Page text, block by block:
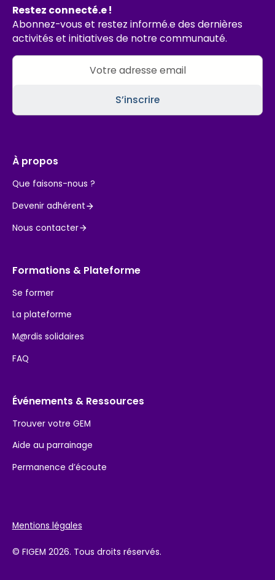
Restez connecté.e !
Abonnez-vous et restez informé.e des dernières
activités et initiatives de notre communauté.
À propos
Que faisons-nous ?
Devenir adhérent
Nous contacter
Formations & Plateforme
Se former
La plateforme
M@rdis solidaires
FAQ
Événements & Ressources
Trouver votre GEM
Aide au parrainage
Permanence d’écoute
© FIGEM 2026. Tous droits réservés.
Mentions légales